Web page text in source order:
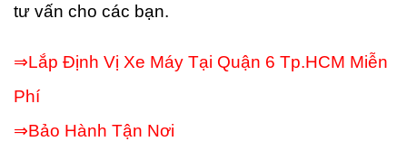
tư vấn cho các bạn.
⇒Lắp Định Vị Xe Máy Tại Quận 6 Tp.HCM Miễn
Phí
⇒Bảo Hành Tận Nơi